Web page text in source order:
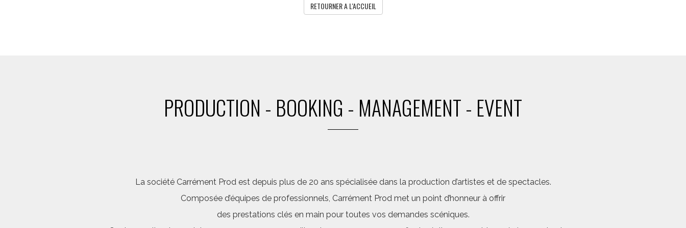
RETOURNER A L'ACCUEIL
PRODUCTION - BOOKING - MANAGEMENT - EVENT
La société Carrément Prod est depuis plus de 20 ans spécialisée dans la production d’artistes et de spectacles.
Composée d’équipes de professionnels, Carrément Prod met un point d’honneur à offrir
des prestations clés en main pour toutes vos demandes scéniques.